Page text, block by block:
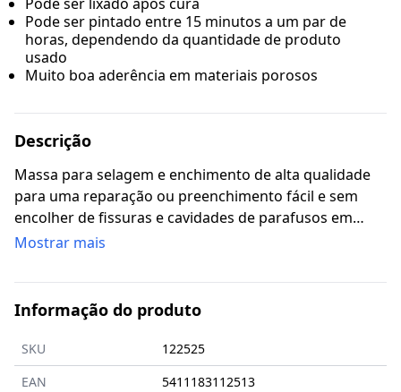
Pode ser pintado entre 15 minutos a um par de
horas, dependendo da quantidade de produto
usado
Muito boa aderência em materiais porosos
Descrição
Massa para selagem e enchimento de alta qualidade
para uma reparação ou preenchimento fácil e sem
encolher de fissuras e cavidades de parafusos em
paredes e tetos.
Mostrar mais
Informação do produto
SKU
122525
EAN
5411183112513